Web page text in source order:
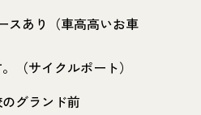
スあり（車高高いお車
（サイクルポート）
グランド前